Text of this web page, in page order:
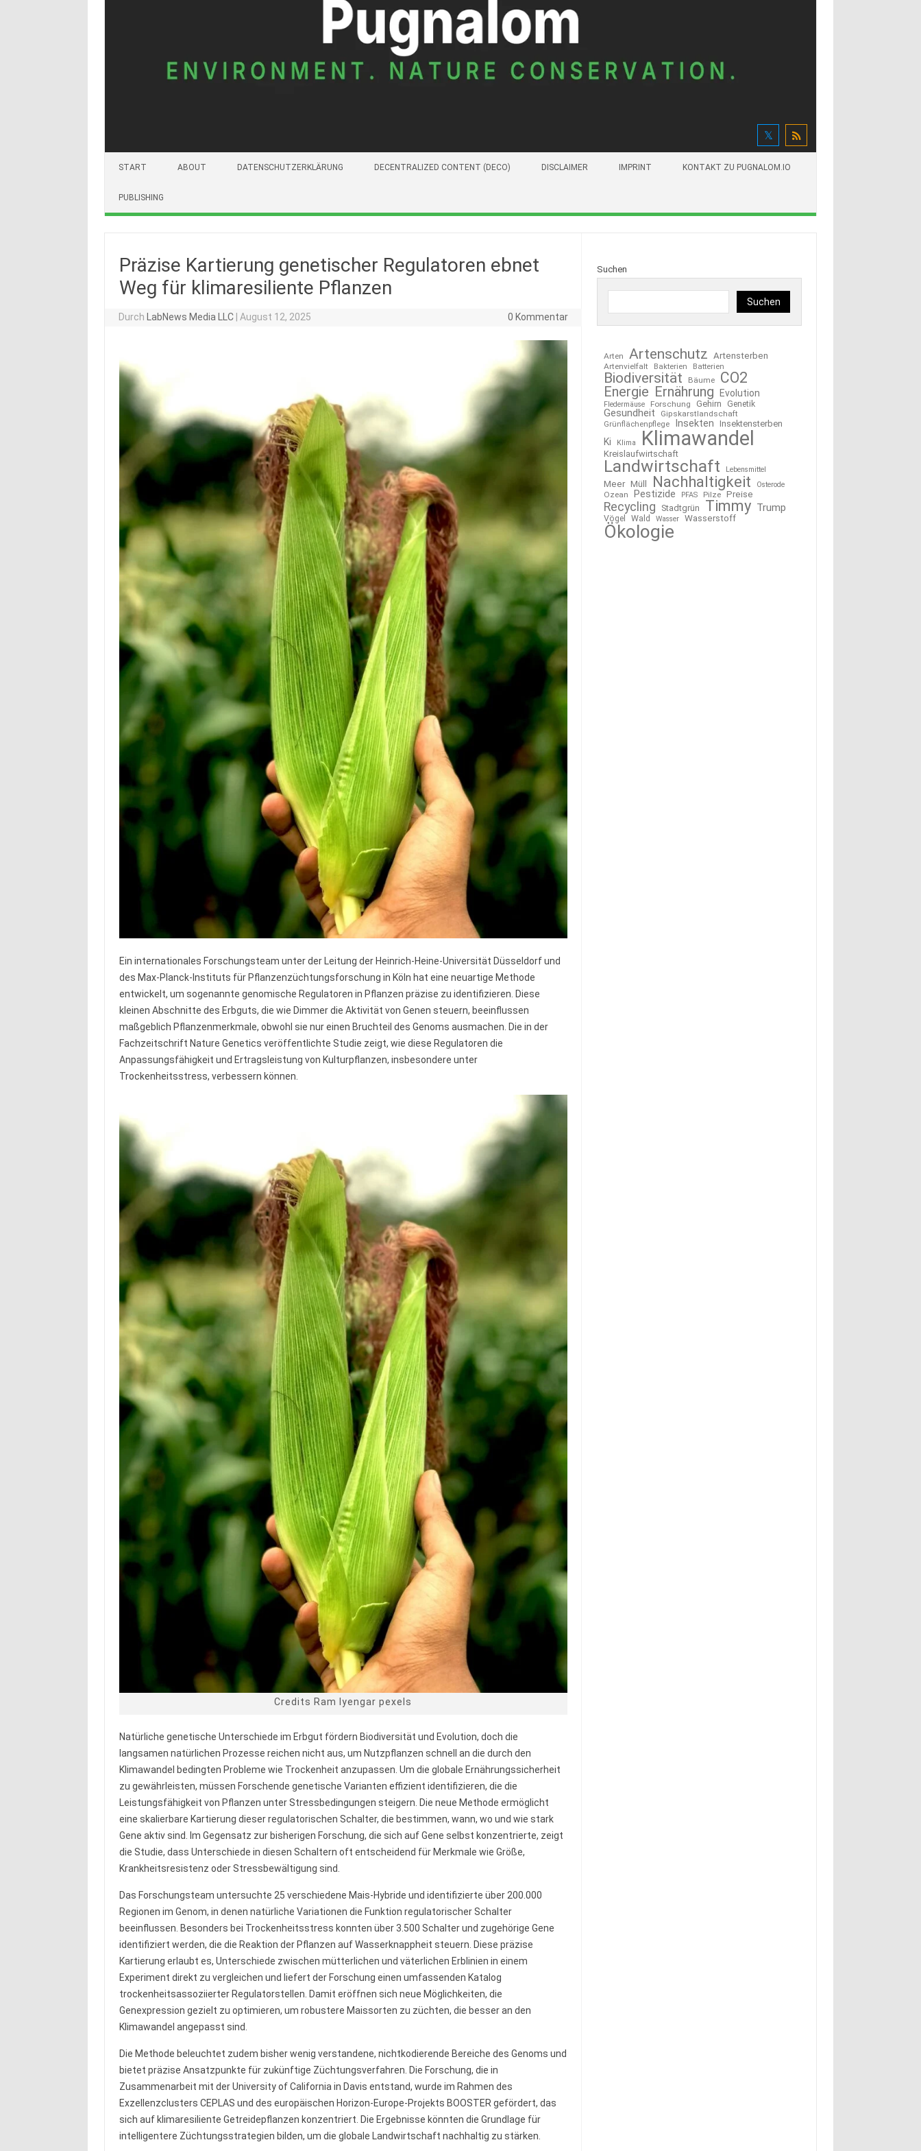
START ABOUT DATENSCHUTZERKLÄRUNG DECENTRALIZED CONTENT (DECO) DISCLAIMER IMPRINT KONTAKT ZU PUGNALOM.IO
PUBLISHING
Präzise Kartierung genetischer Regulatoren ebnet
Weg für klimaresiliente Pflanzen
Durch LabNews Media LLC August 12, 2025 0 Kommentar
Ein internationales Forschungsteam unter der Leitung der Heinrich-Heine-Universität Düsseldorf und
des Max-Planck-Instituts für Pflanzenzüchtungsforschung in Köln hat eine neuartige Methode
entwickelt, um sogenannte genomische Regulatoren in Pflanzen präzise zu identifizieren. Diese
kleinen Abschnitte des Erbguts, die wie Dimmer die Aktivität von Genen steuern, beeinflussen
maßgeblich Pflanzenmerkmale, obwohl sie nur einen Bruchteil des Genoms ausmachen. Die in der
Fachzeitschrift Nature Genetics veröffentlichte Studie zeigt, wie diese Regulatoren die
Anpassungsfähigkeit und Ertragsleistung von Kulturpflanzen, insbesondere unter
Trockenheitsstress, verbessern können.
Credits Ram Iyengar pexels
Natürliche genetische Unterschiede im Erbgut fördern Biodiversität und Evolution, doch die
langsamen natürlichen Prozesse reichen nicht aus, um Nutzpflanzen schnell an die durch den
Klimawandel bedingten Probleme wie Trockenheit anzupassen. Um die globale Ernährungssicherheit
zu gewährleisten, müssen Forschende genetische Varianten effizient identifizieren, die die
Leistungsfähigkeit von Pflanzen unter Stressbedingungen steigern. Die neue Methode ermöglicht
eine skalierbare Kartierung dieser regulatorischen Schalter, die bestimmen, wann, wo und wie stark
Gene aktiv sind. Im Gegensatz zur bisherigen Forschung, die sich auf Gene selbst konzentrierte, zeigt
die Studie, dass Unterschiede in diesen Schaltern oft entscheidend für Merkmale wie Größe,
Krankheitsresistenz oder Stressbewältigung sind.
Das Forschungsteam untersuchte 25 verschiedene Mais-Hybride und identifizierte über 200.000
Regionen im Genom, in denen natürliche Variationen die Funktion regulatorischer Schalter
beeinflussen. Besonders bei Trockenheitsstress konnten über 3.500 Schalter und zugehörige Gene
identifiziert werden, die die Reaktion der Pflanzen auf Wasserknappheit steuern. Diese präzise
Kartierung erlaubt es, Unterschiede zwischen mütterlichen und väterlichen Erblinien in einem
Experiment direkt zu vergleichen und liefert der Forschung einen umfassenden Katalog
trockenheitsassoziierter Regulatorstellen. Damit eröffnen sich neue Möglichkeiten, die
Genexpression gezielt zu optimieren, um robustere Maissorten zu züchten, die besser an den
Klimawandel angepasst sind.
Die Methode beleuchtet zudem bisher wenig verstandene, nichtkodierende Bereiche des Genoms und
bietet präzise Ansatzpunkte für zukünftige Züchtungsverfahren. Die Forschung, die in
Zusammenarbeit mit der University of California in Davis entstand, wurde im Rahmen des
Exzellenzclusters CEPLAS und des europäischen Horizon-Europe-Projekts BOOSTER gefördert, das
sich auf klimaresiliente Getreidepflanzen konzentriert. Die Ergebnisse könnten die Grundlage für
intelligentere Züchtungsstrategien bilden, um die globale Landwirtschaft nachhaltig zu stärken.
Suchen
Suchen
Arten Artenschutz Artensterben
Artenvielfalt Bakterien Batterien
Biodiversität Bäume CO2
Energie Ernährung Evolution
Fledermäuse Forschung Gehirn Genetik
Gesundheit Gipskarstlandschaft
Grünflächenpflege Insekten Insektensterben
Ki Klima Klimawandel
Kreislaufwirtschaft
Landwirtschaft Lebensmittel
Meer Müll Nachhaltigkeit Osterode
Ozean Pestizide PFAS Pilze Preise
Recycling Stadtgrün Timmy Trump
Vögel Wald Wasser Wasserstoff
Ökologie